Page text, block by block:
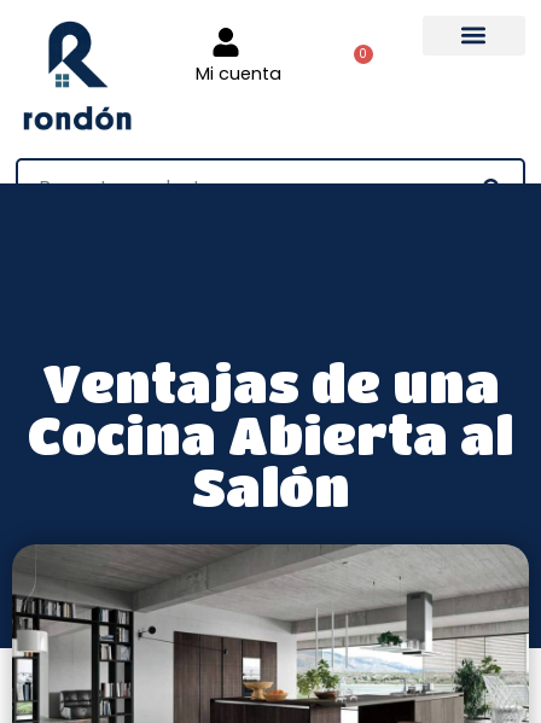
Mi cuenta
0
Ventajas de una
Cocina Abierta al
Salón